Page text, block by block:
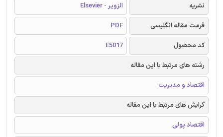
نشریه
الزویر - Elsevier
فرمت مقاله انگلیسی
PDF
کد محصول
E5017
رشته های مرتبط با این مقاله
اقتصاد و مدیریت
گرایش های مرتبط با این مقاله
اقتصاد پولی